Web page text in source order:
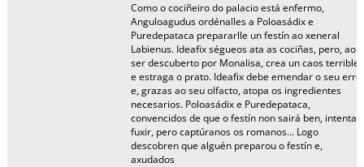
Como o cociñeiro do palacio está enfermo,
Anguloagudus ordénalles a Poloasádix e
Puredepataca prepararlle un festín ao xeneral
Labienus. Ideafix ségueos ata as cociñas, pero, ao
ser descuberto por Monalisa, crea un caos terrible
e estraga o prato. Ideafix debe emendar o seu erro
e, grazas ao seu olfacto, atopa os ingredientes
necesarios. Poloasádix e Puredepataca,
convencidos de que o festín non sairá ben, intentan
fuxir, pero captúranos os romanos... Logo
descobren que alguén preparou o festín e,
axudados